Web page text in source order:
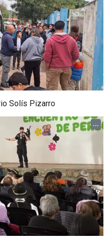
Solís Pizarro
...